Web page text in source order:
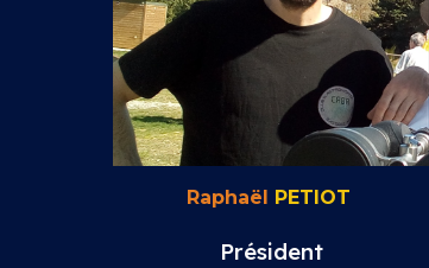
Raphaël PETIOT
Président